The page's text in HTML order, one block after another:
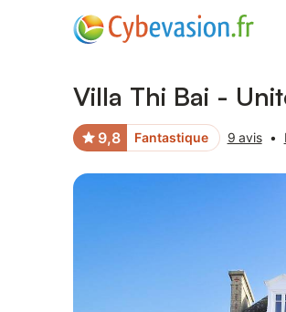
Villa Thi Bai -
9,8 Fantastique 9 avis •
Photos Équipements Avis